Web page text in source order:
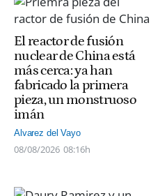
El reactor de fusión
nuclear de China está
más cerca: ya han
fabricado la primera
pieza, un monstruoso
imán
Alvarez del Vayo
08/08/2026 08:16h